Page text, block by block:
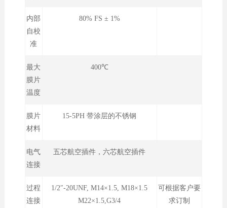
内部
自校
准
80% FS ± 1%
最大
膜片
温度
400℃
膜片
材料
15-5PH 带涂层的不锈钢
电气
连接
五芯航空插件，六芯航空插件
过程
连接
1/2″-20UNF, M14×1.5, M18×1.5
M22×1.5,G3/4
可根据客户要
求订制